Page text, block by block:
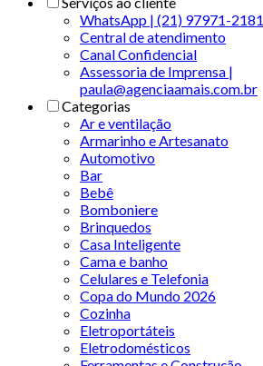
WhatsApp | (21) 97971-2181
Central de atendimento
Canal Confidencial
Assessoria de Imprensa |
paula@agenciaamais.com.br
Categorias
Ar e ventilação
Armarinho e Artesanato
Automotivo
Bar
Bebê
Bomboniere
Brinquedos
Casa Inteligente
Cama e banho
Celulares e Telefonia
Copa do Mundo 2026
Cozinha
Eletroportáteis
Eletrodomésticos